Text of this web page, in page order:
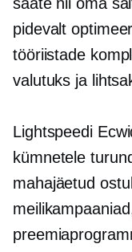
pidevalt
tööriistade
valutuks ja
Lightspeedi
kümnetele
mahajäetud